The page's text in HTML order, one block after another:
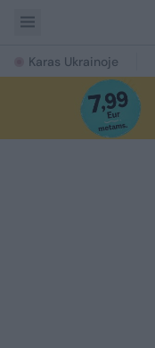
Karas Ukrainoje